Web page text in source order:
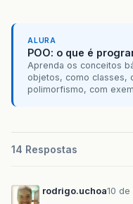
ALURA
POO: o que é
Aprenda os conceitos
objetos, como classes,
polimorfismo, com
14 Respostas
rodrigo.uchoa10 de